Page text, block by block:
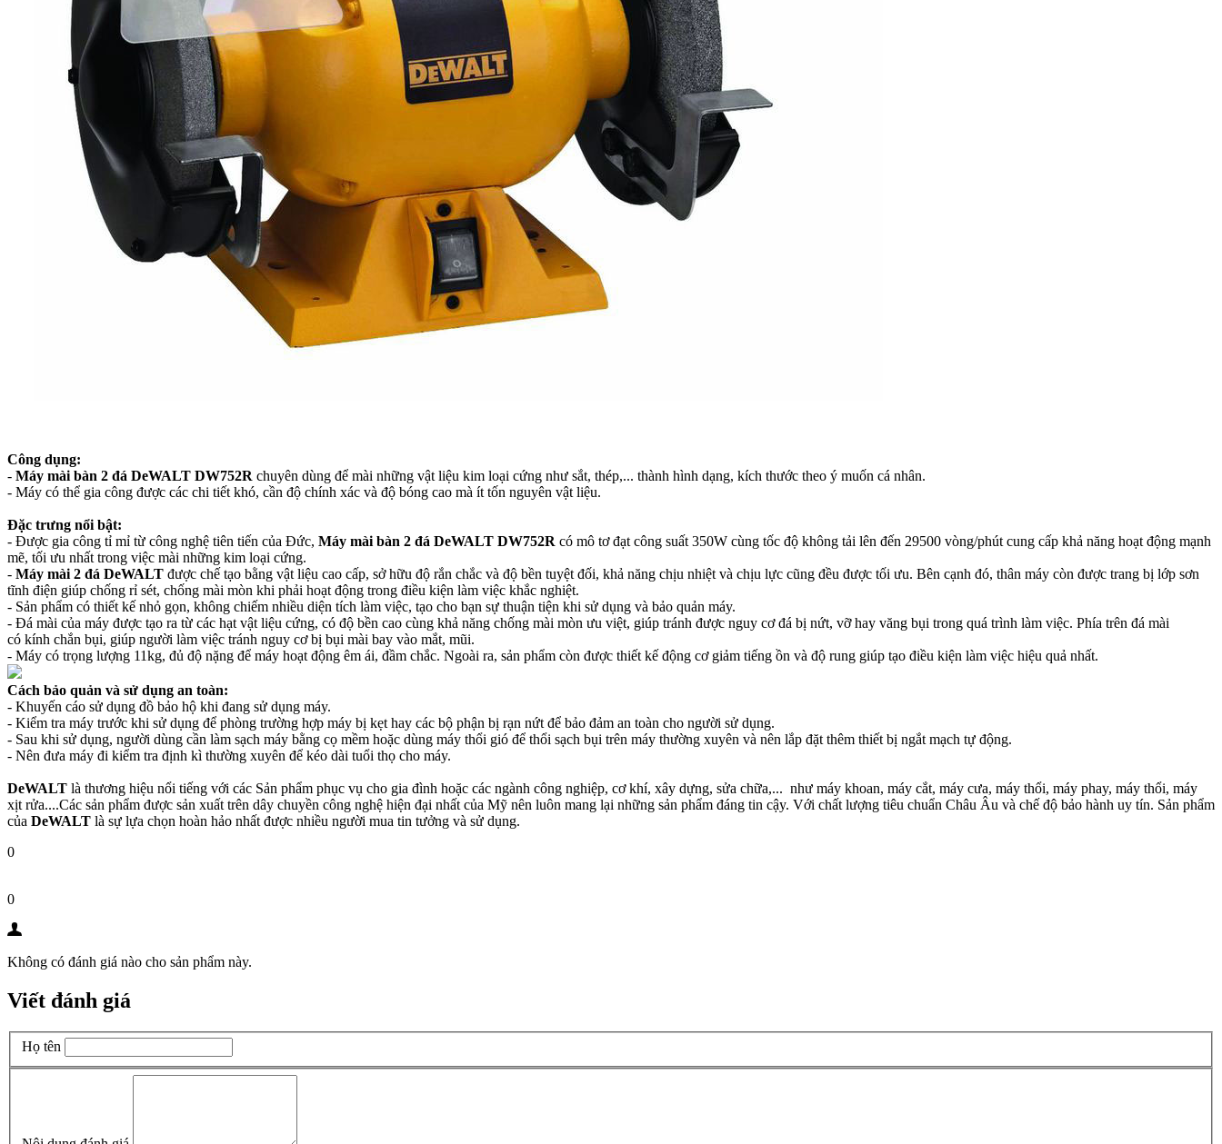
Công dụng:
- Máy mài bàn 2 đá DeWALT DW752R chuyên dùng để mài những vật liệu kim loại cứng như sắt, thép,... thành hình dạng, kích thước theo ý muốn cá nhân.
- Máy có thể gia công được các chi tiết khó, cần độ chính xác và độ bóng cao mà ít tốn nguyên vật liệu.
Đặc trưng nổi bật:
- Được gia công tỉ mỉ từ công nghệ tiên tiến của Đức, Máy mài bàn 2 đá DeWALT DW752R có mô tơ đạt công suất 350W cùng tốc độ không tải lên đến 29500 vòng/phút cung cấp khả năng hoạt động mạnh
mẽ, tối ưu nhất trong việc mài những kim loại cứng.
- Máy mài 2 đá DeWALT được chế tạo bằng vật liệu cao cấp, sở hữu độ rắn chắc và độ bền tuyệt đối, khả năng chịu nhiệt và chịu lực cũng đều được tối ưu. Bên cạnh đó, thân máy còn được trang bị lớp sơn
tĩnh điện giúp chống rỉ sét, chống mài mòn khi phải hoạt động trong điều kiện làm việc khắc nghiệt.
- Sản phẩm có thiết kế nhỏ gọn, không chiếm nhiều diện tích làm việc, tạo cho bạn sự thuận tiện khi sử dụng và bảo quản máy.
- Đá mài của máy được tạo ra từ các hạt vật liệu cứng, có độ bền cao cùng khả năng chống mài mòn ưu việt, giúp tránh được nguy cơ đá bị nứt, vỡ hay văng bụi trong quá trình làm việc. Phía trên đá mài
có kính chắn bụi, giúp người làm việc tránh nguy cơ bị bụi mài bay vào mắt, mũi.
- Máy có trọng lượng 11kg, đủ độ nặng để máy hoạt động êm ái, đầm chắc. Ngoài ra, sản phẩm còn được thiết kế động cơ giảm tiếng ồn và độ rung giúp tạo điều kiện làm việc hiệu quả nhất.
Cách bảo quản và sử dụng an toàn:
- Khuyến cáo sử dụng đồ bảo hộ khi đang sử dụng máy.
- Kiểm tra máy trước khi sử dụng để phòng trường hợp máy bị kẹt hay các bộ phận bị rạn nứt để bảo đảm an toàn cho người sử dụng.
- Sau khi sử dụng, người dùng cần làm sạch máy bằng cọ mềm hoặc dùng máy thổi gió để thổi sạch bụi trên máy thường xuyên và nên lắp đặt thêm thiết bị ngắt mạch tự động.
- Nên đưa máy đi kiểm tra định kì thường xuyên để kéo dài tuổi thọ cho máy.
DeWALT là thương hiệu nổi tiếng với các Sản phẩm phục vụ cho gia đình hoặc các ngành công nghiệp, cơ khí, xây dựng, sửa chữa,... như máy khoan, máy cắt, máy cưa, máy thổi, máy phay, máy thổi, máy
xịt rửa....Các sản phẩm được sản xuất trên dây chuyền công nghệ hiện đại nhất của Mỹ nên luôn mang lại những sản phẩm đáng tin cậy. Với chất lượng tiêu chuẩn Châu Âu và chế độ bảo hành uy tín. Sản phẩm
của DeWALT là sự lựa chọn hoàn hảo nhất được nhiều người mua tin tưởng và sử dụng.
0
0
Không có đánh giá nào cho sản phẩm này.
Viết đánh giá
Họ tên